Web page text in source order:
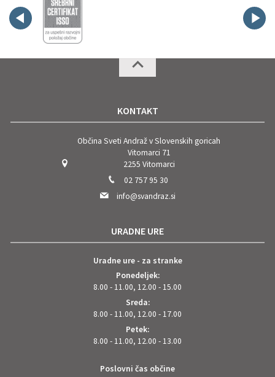
KONTAKT
Občina Sveti Andraž v Slovenskih goricah
Vitomarci 71
2255 Vitomarci
02 757 95 30
info@svandraz.si
URADNE URE
Uradne ure - za stranke
Ponedeljek:
8.00 - 11.00, 12.00 - 15.00
Sreda:
8.00 - 11.00, 12.00 - 17.00
Petek:
8.00 - 11.00, 12.00 - 13.00
Poslovni čas občine